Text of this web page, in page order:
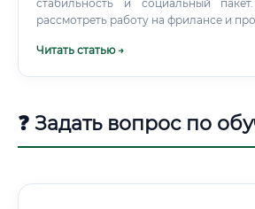
стабильность и социальный
рассмотреть работу на фрилансе и
Читать статью →
❓ Задать вопрос по